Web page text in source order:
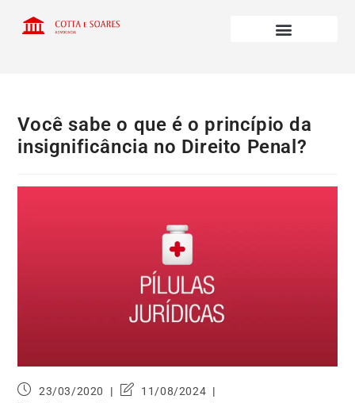
Você sabe o que é o princípio da
insignificância no Direito Penal?
23/03/2020
11/08/2024